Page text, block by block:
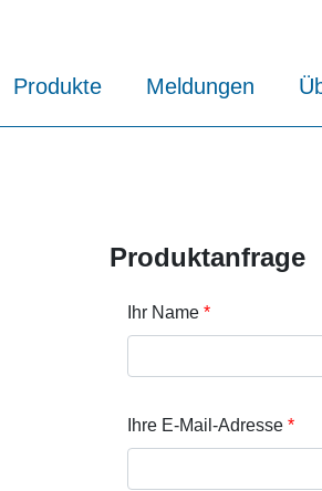
Produkte Meldungen
Produktanfrage
Ihr Name
Ihre E-Mail-Adresse